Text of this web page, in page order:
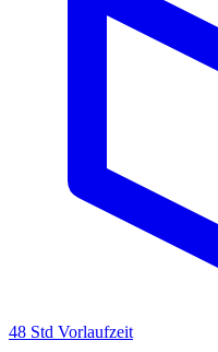
48 Std Vorlaufzeit